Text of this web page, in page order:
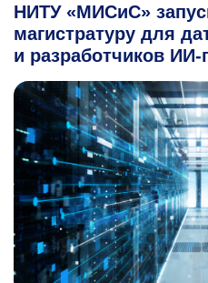
НИТУ «МИСиС»
магистратуру для
и разработчиков ИИ-